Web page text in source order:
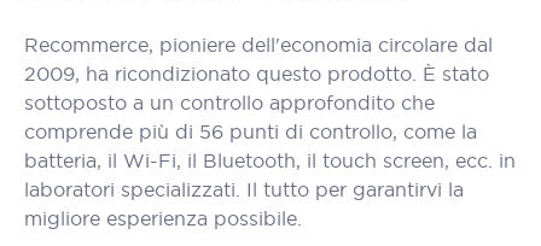
Recommerce, pioniere dell'economia circolare dal
2009, ha ricondizionato questo prodotto. È stato
sottoposto a un controllo approfondito che
comprende più di 56 punti di controllo, come la
batteria, il Wi-Fi, il Bluetooth, il touch screen, ecc. in
laboratori specializzati. Il tutto per garantirvi la
migliore esperienza possibile.